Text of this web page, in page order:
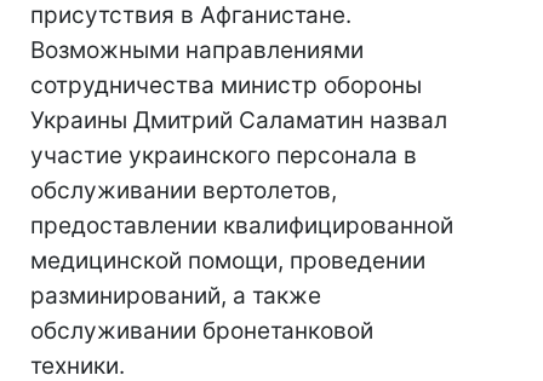
присутствия в Афганистане.
Возможными направлениями
сотрудничества министр обороны
Украины Дмитрий Саламатин назвал
участие украинского персонала в
обслуживании вертолетов,
предоставлении квалифицированной
медицинской помощи, проведении
разминирований, а также
обслуживании бронетанковой
техники.